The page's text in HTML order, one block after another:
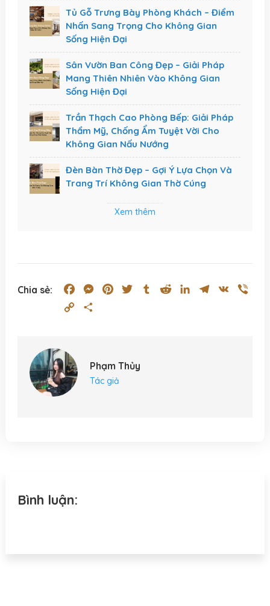
Tủ Gỗ Trưng Bày Phòng Khách – Điểm
Nhấn Sang Trọng Cho Không Gian
Sống Hiện Đại
Sân Vườn Ban Công Đẹp – Giải Pháp
Mang Thiên Nhiên Vào Không Gian
Sống Hiện Đại
Trần Thạch Cao Phòng Bếp: Giải Pháp
Thẩm Mỹ, Chống Ẩm Tuyệt Vời Cho
Không Gian Nấu Nướng
Đèn Bàn Thờ Đẹp – Gợi Ý Lựa Chọn Và
Trang Trí Không Gian Thờ Cúng
Xem thêm
Chia sẻ: FacebookMessenger
PinterestTwitterTumblrRedditLinkedInTelegram
VK
Copy
Phạm Thủy
Tác giả
Bình luận: